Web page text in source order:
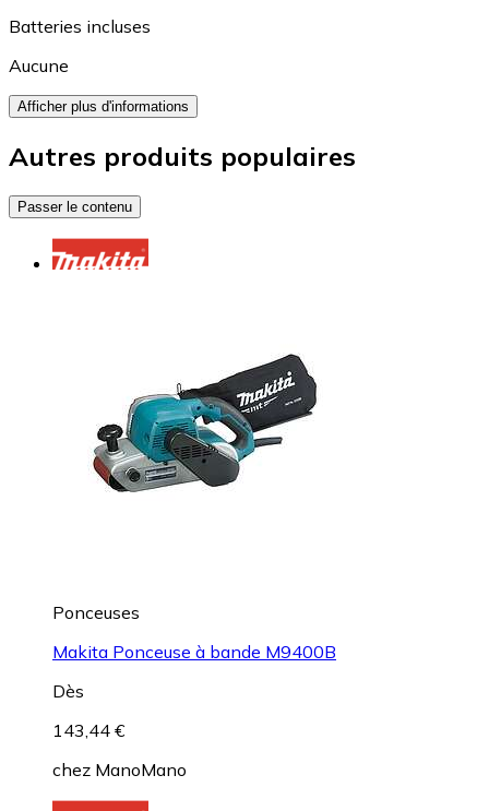
Batteries incluses
Aucune
Afficher plus d'informations
Autres produits populaires
Passer le contenu
Ponceuses
Makita Ponceuse à bande M9400B
Dès
143,44 €
chez ManoMano